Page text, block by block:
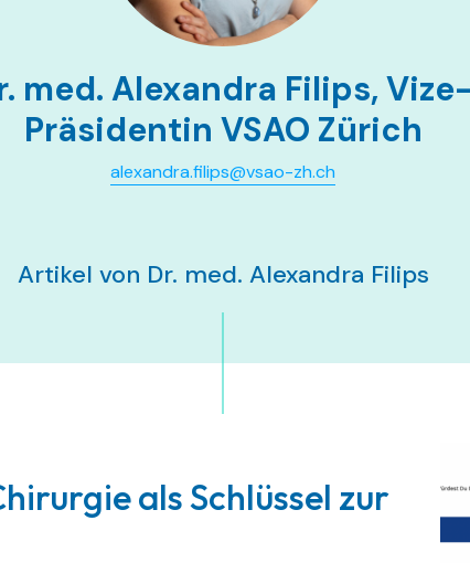
med. Alexandra Filips,
Präsidentin VSAO Zürich
alexandra.filips@vsao-zh.ch
Artikel von Dr. med. Alexandra Filips
als Schlüssel zur